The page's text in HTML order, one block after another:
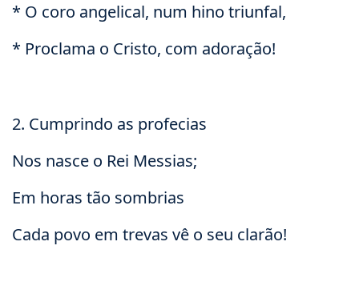
* O coro angelical, num hino triunfal,
* Proclama o Cristo, com adoração!
2. Cumprindo as profecias
Nos nasce o Rei Messias;
Em horas tão sombrias
Cada povo em trevas vê o seu clarão!